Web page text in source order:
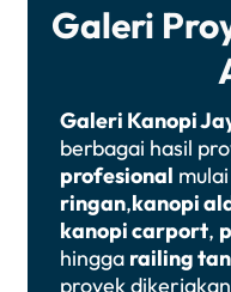
Galeri
Galeri Kanopi
berbagai hasil
profesional
ringan,kanopi
kanopi carport,
hingga railing
proyek